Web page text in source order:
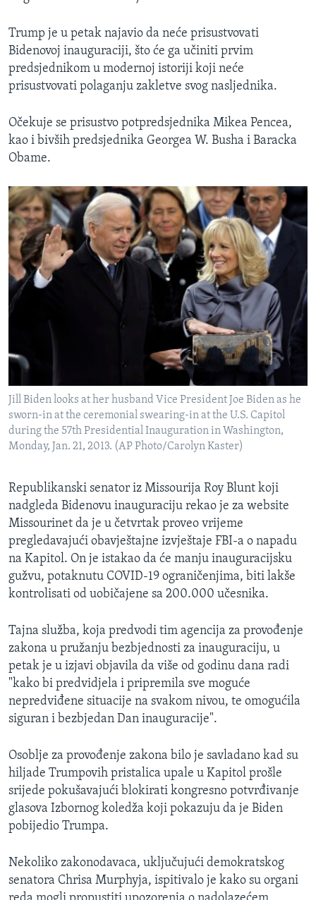
Trump je u petak najavio da neće prisustvovati
Bidenovoj inauguraciji, što će ga učiniti prvim
predsjednikom u modernoj istoriji koji neće
prisustvovati polaganju zakletve svog nasljednika.
Očekuje se prisustvo potpredsjednika Mikea Pencea,
kao i bivših predsjednika Georgea W. Busha i Baracka
Obame.
Jill Biden looks at her husband Vice President Joe Biden as he
sworn-in at the ceremonial swearing-in at the U.S. Capitol
during the 57th Presidential Inauguration in Washington,
Monday, Jan. 21, 2013. (AP Photo/Carolyn Kaster)
Republikanski senator iz Missourija Roy Blunt koji
nadgleda Bidenovu inauguraciju rekao je za website
Missourinet da je u četvrtak proveo vrijeme
pregledavajući obavještajne izvještaje FBI-a o napadu
na Kapitol. On je istakao da će manju inauguracijsku
gužvu, potaknutu COVID-19 ograničenjima, biti lakše
kontrolisati od uobičajene sa 200.000 učesnika.
Tajna služba, koja predvodi tim agencija za provođenje
zakona u pružanju bezbjednosti za inauguraciju, u
petak je u izjavi objavila da više od godinu dana radi
"kako bi predvidjela i pripremila sve moguće
nepredviđene situacije na svakom nivou, te omogućila
siguran i bezbjedan Dan inauguracije".
Osoblje za provođenje zakona bilo je savladano kad su
hiljade Trumpovih pristalica upale u Kapitol prošle
srijede pokušavajući blokirati kongresno potvrđivanje
glasova Izbornog koledža koji pokazuju da je Biden
pobijedio Trumpa.
Nekoliko zakonodavaca, uključujući demokratskog
senatora Chrisa Murphyja, ispitivalo je kako su organi